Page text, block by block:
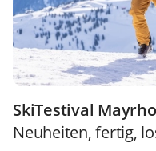
SkiTestival
Neuheiten, fertig,